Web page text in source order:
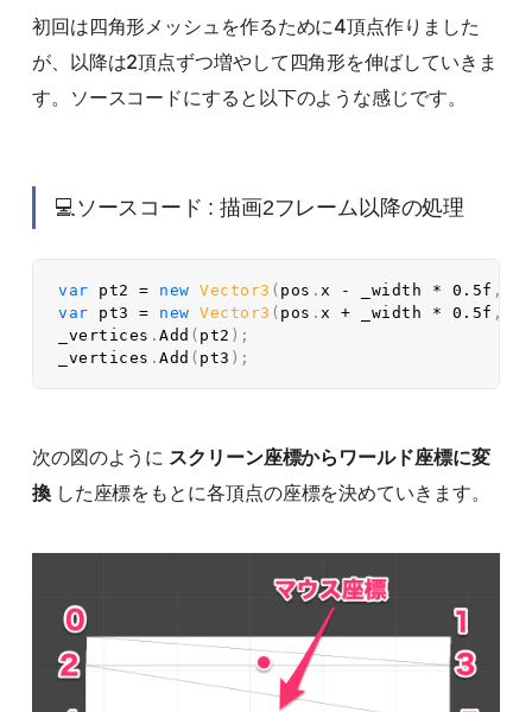
初回は四角形メッシュを作るために4頂点作りました
が、以降は2頂点ずつ増やして四角形を伸ばしていきま
す。ソースコードにすると以下のような感じです。
💻ソースコード : 描画2フレーム以降の処理
var pt2 = new Vector3 ( pos .x - _width * 0.5f ,
var pt3 = new Vector3 ( pos .x + _width * 0.5f ,
_vertices .Add ( pt2 ) ;
_vertices .Add ( pt3 ) ;
次の図のように スクリーン座標からワールド座標に変
換した座標をもとに各頂点の座標を決めていきます。